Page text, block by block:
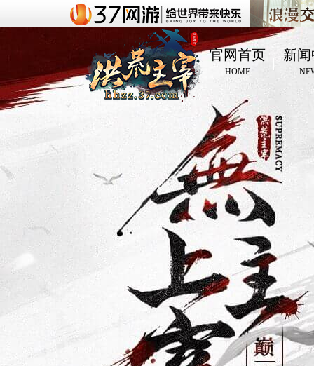
官网首页
HOME
新